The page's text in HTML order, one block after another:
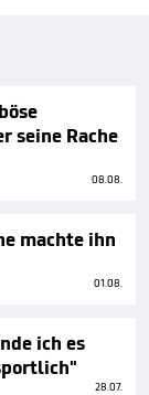
seine Rache
08.08.
machte ihn
01.08.
ich es
28.07.